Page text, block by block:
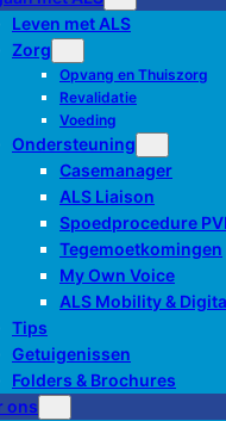
Leven met ALS
Zorg
Opvang en Thuiszorg
Revalidatie
Voeding
Ondersteuning
Casemanager
ALS Liaison
Spoedprocedure
Tegemoetkomingen
My Own Voice
ALS Mobility &
Tips
Getuigenissen
Folders & Brochures
ons